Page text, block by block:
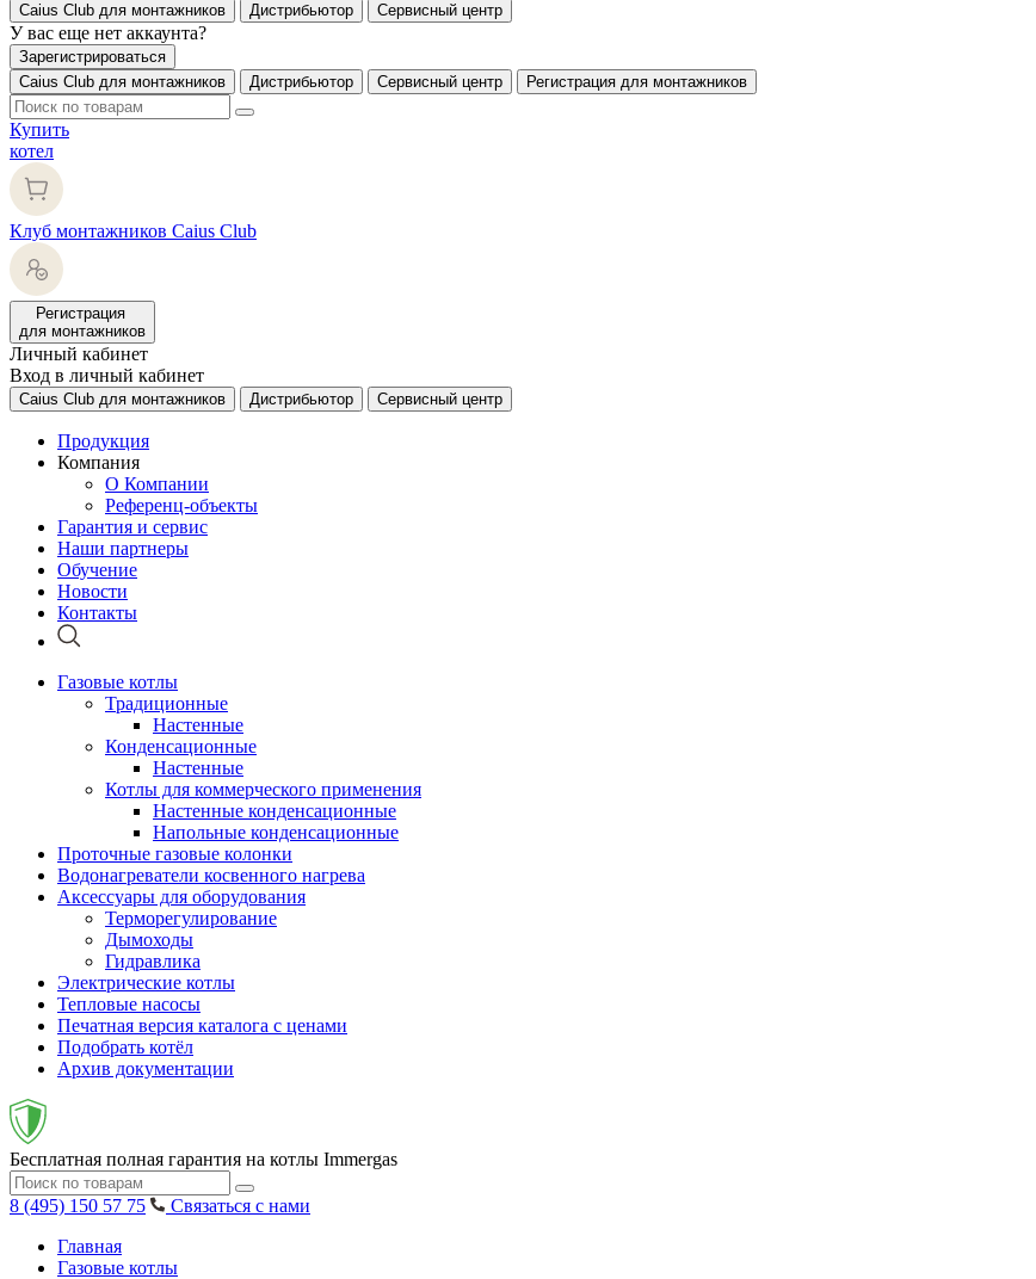
Caius Club для монтажников Дистрибьютор Сервисный центр
У вас еще нет аккаунта?
Зарегистрироваться
Caius Club для монтажников
Дистрибьютор Сервисный центр Регистрация для монтажников
Купить
котел
Клуб монтажников Caius Club
Регистрация
для монтажников
Личный кабинет
Вход в личный кабинет
Caius Club для монтажников Дистрибьютор Сервисный центр
Продукция
Компания
О Компании
Референц-объекты
Гарантия и сервис
Наши партнеры
Обучение
Новости
Контакты
Газовые котлы
Традиционные
Настенные
Конденсационные
Настенные
Котлы для коммерческого применения
Настенные конденсационные
Напольные конденсационные
Проточные газовые колонки
Водонагреватели косвенного нагрева
Аксессуары для оборудования
Терморегулирование
Дымоходы
Гидравлика
Электрические котлы
Тепловые насосы
Печатная версия каталога с ценами
Подобрать котёл
Архив документации
Бесплатная полная гарантия на котлы Immergas
8 (495) 150 57 75
Связаться с нами
Главная
Газовые котлы